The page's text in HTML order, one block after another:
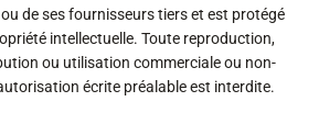
de ses fournisseurs tiers et est protégé
intellectuelle. Toute reproduction,
ou utilisation commerciale ou non-
écrite préalable est interdite.